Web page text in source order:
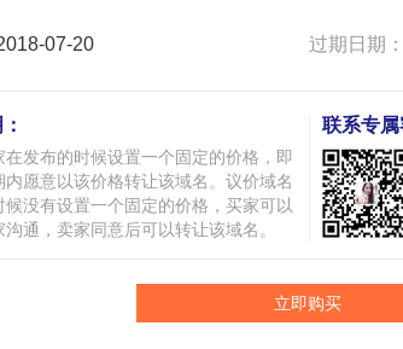
07-20 过期日期：
发布的时候设置一个固定的价格，即
愿意以该价格转让该域名。议价域名
没有设置一个固定的价格，买家可以
通，卖家同意后可以转让该域名。
联系专属
立即购买